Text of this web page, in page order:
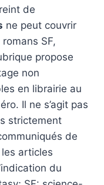
de
ne peut couvrir
SF,
propose
non
en librairie au
Il ne s’agit pas
strictement
de
articles
du